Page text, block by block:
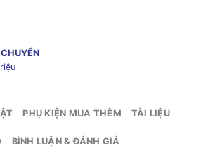
PHỤ KIỆN MUA THÊM TÀI LIỆU
BÌNH LUẬN & ĐÁNH GIÁ